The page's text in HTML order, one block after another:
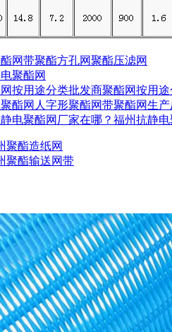
网带聚酯方孔网聚酯压滤网
聚酯网
按用途分类批发商聚酯网按用
酯网 人字形聚酯网带聚酯网生产
电聚酯网厂家在哪？ 福州抗静电
聚酯造纸网
聚酯输送网带